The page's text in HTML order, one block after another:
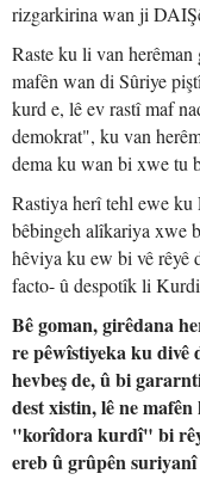
rizgarkirina wan ji
Raste ku li van
mafên wan di Sûriye
kurd e, lê ev rastî maf
demokrat", ku van
dema ku wan bi xwe tu
Rastiya herî tehl ewe
bêbingeh alîkariya xwe
hêviya ku ew bi vê rêyê
facto- û despotîk li
Bê goman, girêdana
re pêwîstiyeka ku divê
hevbeş de, û bi
dest xistin, lê ne
"korîdora kurdî" bi
ereb û grûpên